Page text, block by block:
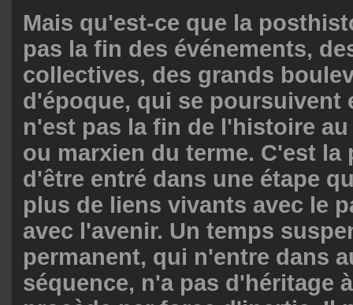
Mais qu'est-ce que la
pas la fin des événements,
collectives, des grands
d'époque, qui se poursuivent
n'est pas la fin de l'histoire
ou marxien du terme. C'est la
d'être entré dans une étape
plus de liens vivants avec le
avec l'avenir. Un temps
permanent, qui n'entre dans
séquence, n'a pas d'héritage